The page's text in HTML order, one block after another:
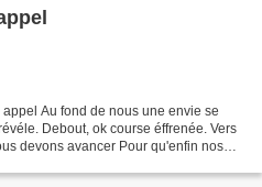
Au fond de nous une envie se
Debout, ok course éffrenée. Vers
devons avancer Pour qu'enfin nos